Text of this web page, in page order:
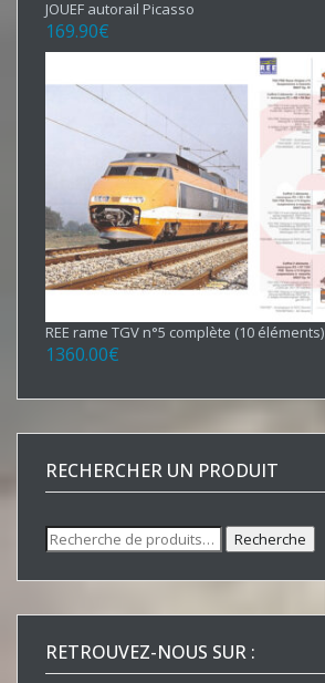
JOUEF autorail Picasso
169.90€
REE rame TGV n°5 complète (10 éléments)
1360.00€
RECHERCHER UN PRODUIT
Recherche
pour :
Recherche
RETROUVEZ-NOUS SUR :